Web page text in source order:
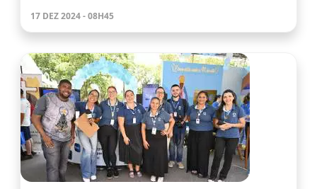
17 DEZ 2024 - 08H45